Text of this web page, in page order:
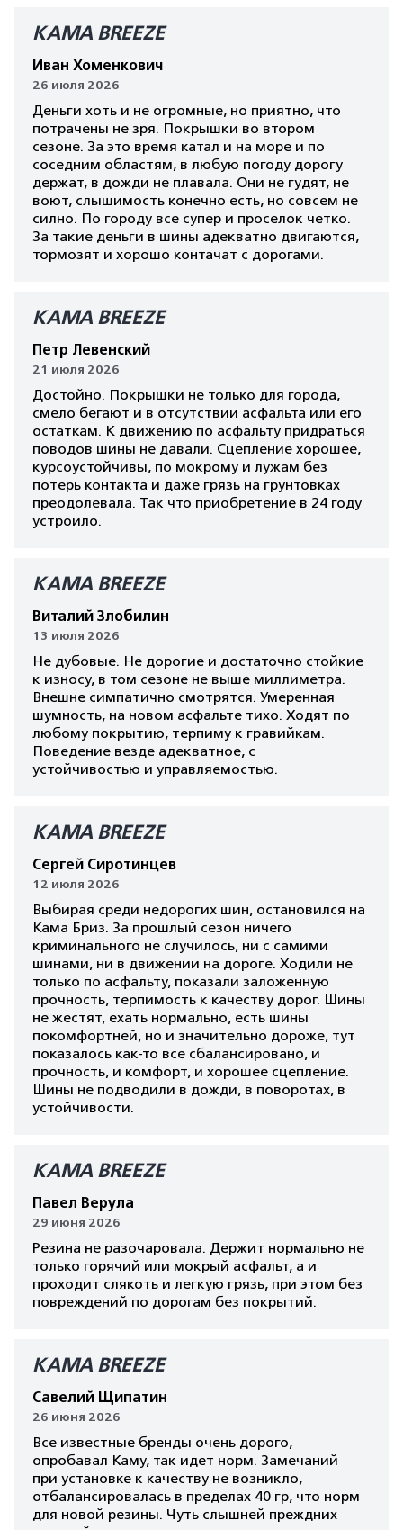
КАМА BREEZE
Иван Хоменкович
26 июля 2026
Деньги хоть и не огромные, но приятно, что
потрачены не зря. Покрышки во втором
сезоне. За это время катал и на море и по
соседним областям, в любую погоду дорогу
держат, в дожди не плавала. Они не гудят, не
воют, слышимость конечно есть, но совсем не
силно. По городу все супер и проселок четко.
За такие деньги в шины адекватно двигаются,
тормозят и хорошо контачат с дорогами.
КАМА BREEZE
Петр Левенский
21 июля 2026
Достойно. Покрышки не только для города,
смело бегают и в отсутствии асфальта или его
остаткам. К движению по асфальту придраться
поводов шины не давали. Сцепление хорошее,
курсоустойчивы, по мокрому и лужам без
потерь контакта и даже грязь на грунтовках
преодолевала. Так что приобретение в 24 году
устроило.
КАМА BREEZE
Виталий Злобилин
13 июля 2026
Не дубовые. Не дорогие и достаточно стойкие
к износу, в том сезоне не выше миллиметра.
Внешне симпатично смотрятся. Умеренная
шумность, на новом асфальте тихо. Ходят по
любому покрытию, терпиму к гравийкам.
Поведение везде адекватное, с
устойчивостью и управляемостью.
КАМА BREEZE
Сергей Сиротинцев
12 июля 2026
Выбирая среди недорогих шин, остановился на
Кама Бриз. За прошлый сезон ничего
криминального не случилось, ни с самими
шинами, ни в движении на дороге. Ходили не
только по асфальту, показали заложенную
прочность, терпимость к качеству дорог. Шины
не жестят, ехать нормально, есть шины
покомфортней, но и значительно дороже, тут
показалось как-то все сбалансировано, и
прочность, и комфорт, и хорошее сцепление.
Шины не подводили в дожди, в поворотах, в
устойчивости.
КАМА BREEZE
Павел Верула
29 июня 2026
Резина не разочаровала. Держит нормально не
только горячий или мокрый асфальт, а и
проходит слякоть и легкую грязь, при этом без
повреждений по дорогам без покрытий.
КАМА BREEZE
Савелий Щипатин
26 июня 2026
Все известные бренды очень дорого,
опробавал Каму, так идет норм. Замечаний
при установке к качеству не возникло,
отбалансировалась в пределах 40 гр, что норм
для новой резины. Чуть слышней преждних